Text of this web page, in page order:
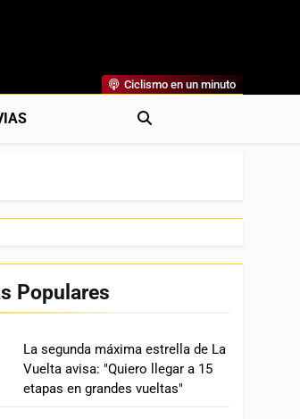
La Web Ciclista De Referencia.
Ciclismo en un minuto
Populares
La segunda máxima estrella de La
Vuelta avisa: "Quiero llegar a 15
etapas en grandes vueltas"